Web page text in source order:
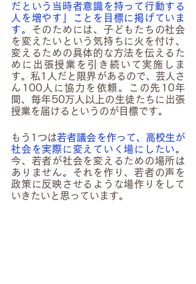
だという当時者意識を持って行動する
人を増やす」ことを目標に掲げていま
す。 そのためには、子どもたちの社会
を変えたいという気持ちに火を付け、
変えるための具体的な方法を伝えるた
めに出張授業を引き続いて実施しま
す。私1人だと限界があるので、芸人さ
ん100人に協力を依頼。この先10年
間、毎年50万人以上の生徒たちに出張
授業を届けるというのが目標です。
もう1つは若者議会を作って、高校生が
社会を実際に変えていく場にしたい。
今、若者が社会を変えるための場所は
ありません。それを作り、若者の声を
政策に反映させるような場作りをして
いきたいと思っています。